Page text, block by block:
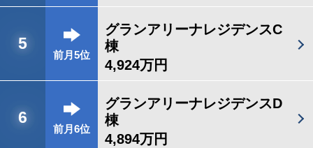
5
前月5位
グランアリーナレジデンスC
棟
4,924万円
6
前月6位
グランアリーナレジデンスD
棟
4,894万円